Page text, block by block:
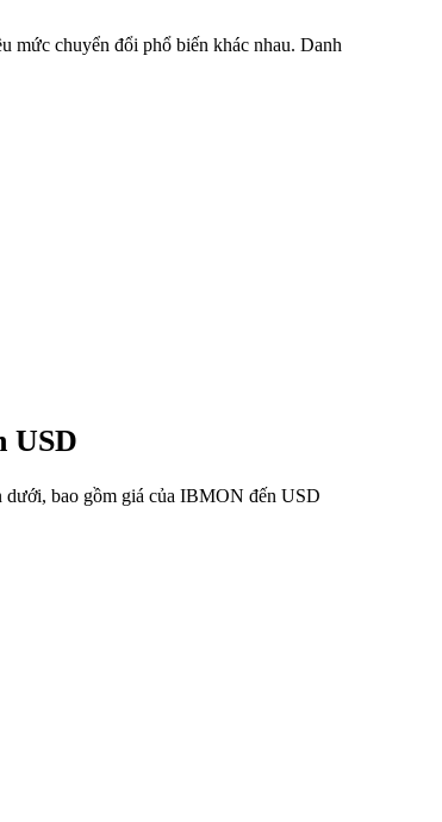
mức chuyển đổi phổ biến khác nhau. Danh
USD
dưới, bao gồm giá của IBMON đến USD